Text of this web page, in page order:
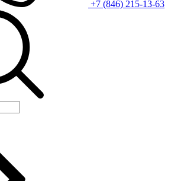
+7 (846) 215-13-63